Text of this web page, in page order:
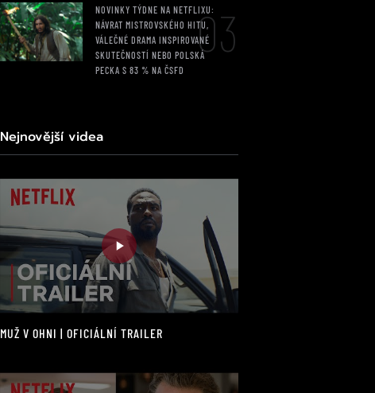
NOVINKY TÝDNE NA NETFLIXU:
NÁVRAT MISTROVSKÉHO HITU,
VÁLEČNÉ DRAMA INSPIROVANÉ
SKUTEČNOSTÍ NEBO POLSKÁ
PECKA S 83 % NA ČSFD
03
Nejnovější videa
MUŽ V OHNI | OFICIÁLNÍ TRAILER